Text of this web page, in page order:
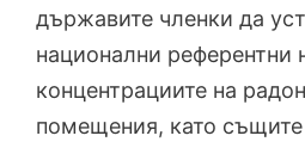
държавите членки да
национални референтни
концентрациите на
помещения, като